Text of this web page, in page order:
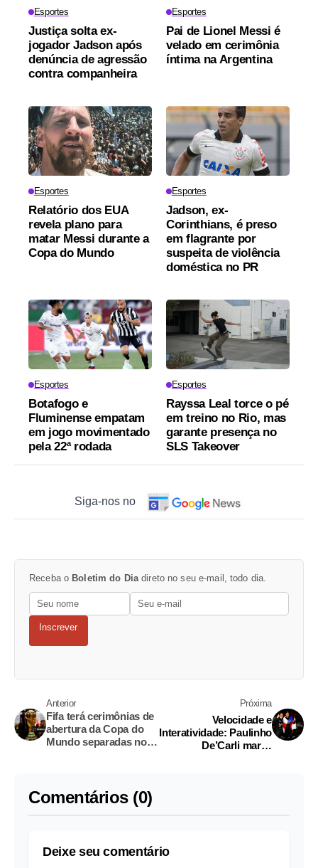
Esportes
Justiça solta ex-
jogador Jadson após
denúncia de agressão
contra companheira
Esportes
Pai de Lionel Messi é
velado em cerimônia
íntima na Argentina
Esportes
Relatório dos EUA
revela plano para
matar Messi durante a
Copa do Mundo
Esportes
Jadson, ex-
Corinthians, é preso
em flagrante por
suspeita de violência
doméstica no PR
Esportes
Botafogo e
Fluminense empatam
em jogo movimentado
pela 22ª rodada
Esportes
Rayssa Leal torce o pé
em treino no Rio, mas
garante presença no
SLS Takeover
Siga-nos no
Receba o Boletim do Diadireto no seu e-mail, todo dia.
Inscrever
Anterior
Fifa terá cerimônias de
abertura da Copa do
Mundo separadas no
Próxima
Velocidade e
Interatividade: Paulinho
De’Carli marca
Comentários (0)
Deixe seu comentário